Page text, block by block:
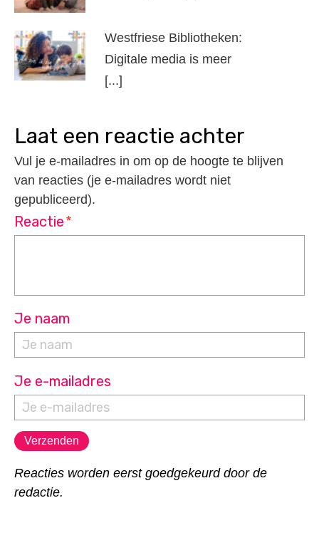
Westfriese Bibliotheken:
Digitale media is meer
[...]
laat een reactie achter
Vul je e-mailadres in om op de hoogte te blijven
van reacties (je e-mailadres wordt niet
gepubliceerd).
Reactie*
Je naam
Je e-mailadres
Reacties worden eerst goedgekeurd door de
redactie.